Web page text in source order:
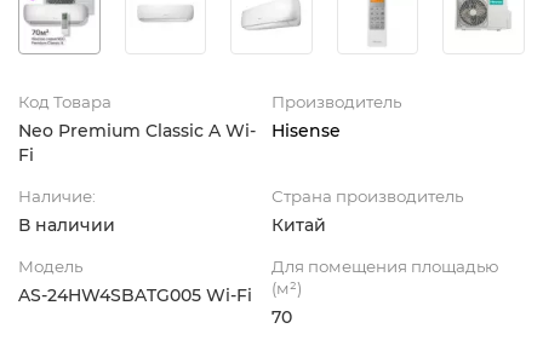
Код Товара
Neo Premium Classic A Wi-
Fi
Производитель
Hisense
Наличие:
В наличии
Страна производитель
Китай
Модель
AS-24HW4SBATG005 Wi-Fi
Для помещения площадью
(м²)
70